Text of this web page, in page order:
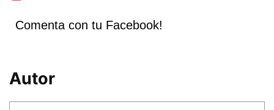
Comenta con tu Facebook!
Autor